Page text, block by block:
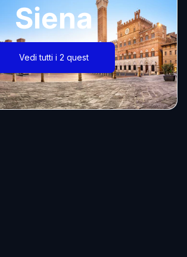
Siena
Vedi tutti i 2 quest